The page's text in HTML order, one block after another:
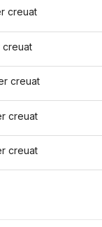
creuat
creuat
creuat
creuat
creuat